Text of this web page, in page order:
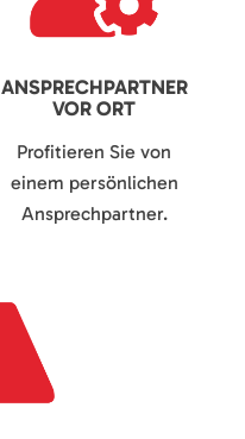
ANSPRECHPARTNER
VOR ORT
Profitieren Sie von
einem persönlichen
Ansprechpartner.